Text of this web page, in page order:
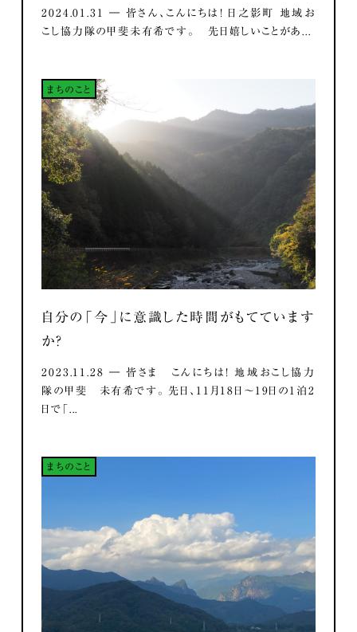
2024.01.31 ― 皆さん、こんにちは！ 日之影町 地域お
こし協力隊の甲斐未有希です。 先日嬉しいことがあ...
まちのこと
自分の「今」に意識した時間がもてています
か？
2023.11.28 ― 皆さま こんにちは！ 地域おこし協力
隊の甲斐 未有希です。 先日、11月18日～19日の1泊2
日で「...
まちのこと